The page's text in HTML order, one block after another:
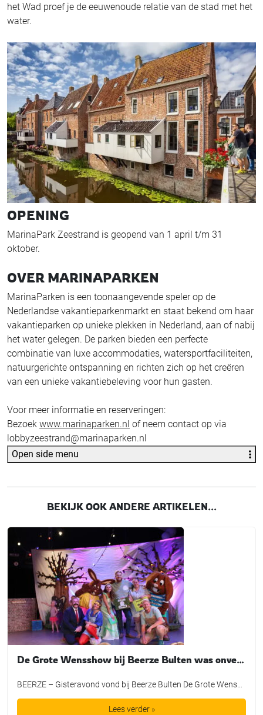
het Wad proef je de eeuwenoude relatie van de stad met het
water.
OPENING
MarinaPark Zeestrand is geopend van 1 april t/m 31
oktober.
OVER MARINAPARKEN
MarinaParken is een toonaangevende speler op de
Nederlandse vakantieparkenmarkt en staat bekend om haar
vakantieparken op unieke plekken in Nederland, aan of nabij
het water gelegen. De parken bieden een perfecte
combinatie van luxe accommodaties, watersportfaciliteiten,
natuurgerichte ontspanning en richten zich op het creëren
van een unieke vakantiebeleving voor hun gasten.
Voor meer informatie en reserveringen:
Bezoek www.marinaparken.nl of neem contact op via
lobbyzeestrand@marinaparken.nl
Open side menu
BEKIJK OOK ANDERE ARTIKELEN...
De Grote Wensshow bij Beerze Bulten was onvergetelijk
Lees verder »